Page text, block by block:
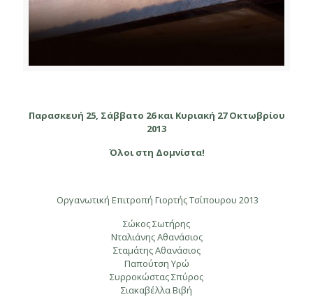
Παρασκευή 25, Σάββατο 26 και Κυριακή 27 Οκτωβρίου
2013
Όλοι στη Δομνίστα!
Οργανωτική Επιτροπή Γιορτής Τσίπουρου 2013
Σώκος Σωτήρης
Νταλιάνης Αθανάσιος
Σταμάτης Αθανάσιος
Παπούτση Υρώ
Συρροκώστας Σπύρος
Σιακαβέλλα Βιβή